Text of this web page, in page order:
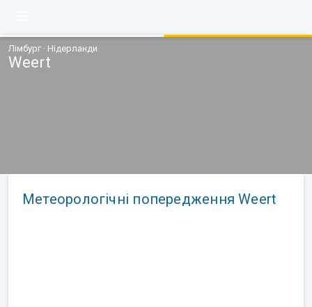
Лімбург · Нідерланди
Weert
Метеорологічні попередження Weert